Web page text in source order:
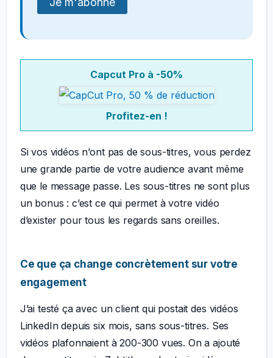
Capcut Pro à -50%
Profitez-en !
Si vos vidéos n’ont pas de sous-titres, vous perdez
une grande partie de votre audience avant même
que le message passe. Les sous-titres ne sont plus
un bonus : c’est ce qui permet à votre vidéo
d’exister pour tous les regards sans oreilles.
Ce que ça change concrètement sur votre
engagement
J’ai testé ça avec un client qui postait des vidéos
LinkedIn depuis six mois, sans sous-titres. Ses
vidéos plafonnaient à 200-300 vues. On a ajouté